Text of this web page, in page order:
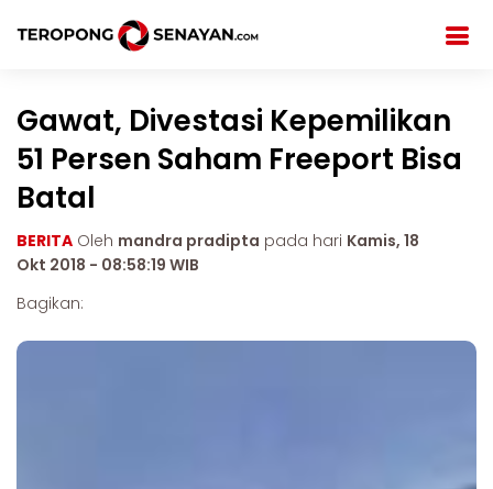
Gawat, Divestasi Kepemilikan
51 Persen Saham Freeport Bisa
Batal
BERITA Oleh mandra pradipta pada hari Kamis, 18
Okt 2018 - 08:58:19 WIB
Bagikan: